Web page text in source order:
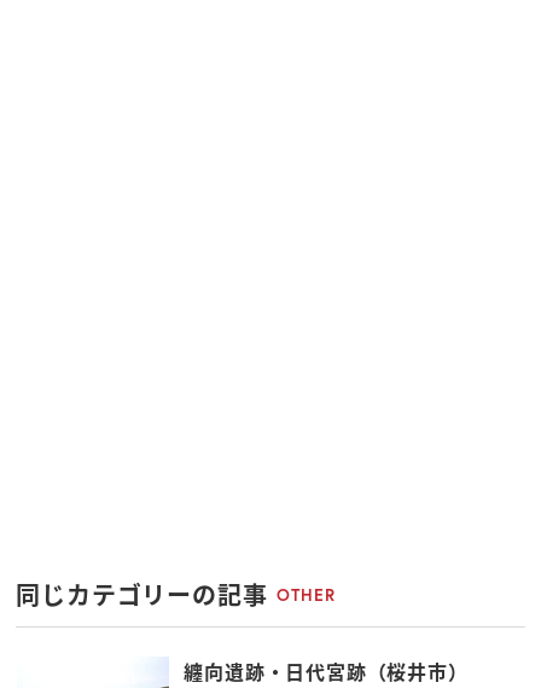
同じカテゴリーの記事 OTHER
纏向遺跡・日代宮跡（桜井市）